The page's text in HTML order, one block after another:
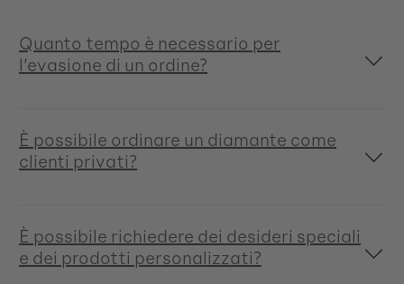
Quanto tempo è necessario per
l’evasione di un ordine?
È possibile ordinare un diamante come
clienti privati?
È possibile richiedere dei desideri speciali
e dei prodotti personalizzati?